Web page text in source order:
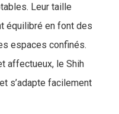
Leur taille
équilibré en font des
espaces confinés.
affectueux, le Shih
s’adapte facilement